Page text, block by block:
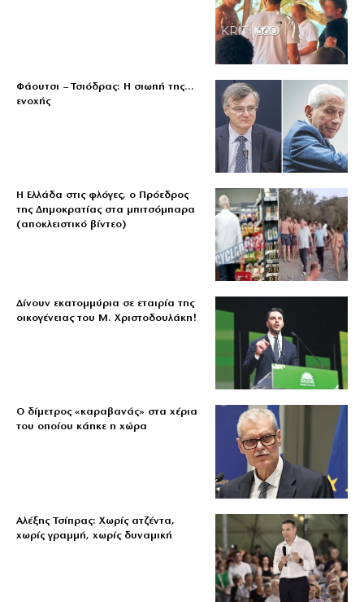
Φάουτσι – Τσιόδρας: Η σιωπή της…
ενοχής
Η Ελλάδα στις φλόγες, ο Πρόεδρος
της Δημοκρατίας στα μπιτσόμπαρα
(αποκλειστικό βίντεο)
Δίνουν εκατομμύρια σε εταιρία της
οικογένειας του Μ. Χριστοδουλάκη!
Ο δίμετρος «καραβανάς» στα χέρια
του οποίου κάηκε η χώρα
Αλέξης Τσίπρας: Χωρίς ατζέντα,
χωρίς γραμμή, χωρίς δυναμική